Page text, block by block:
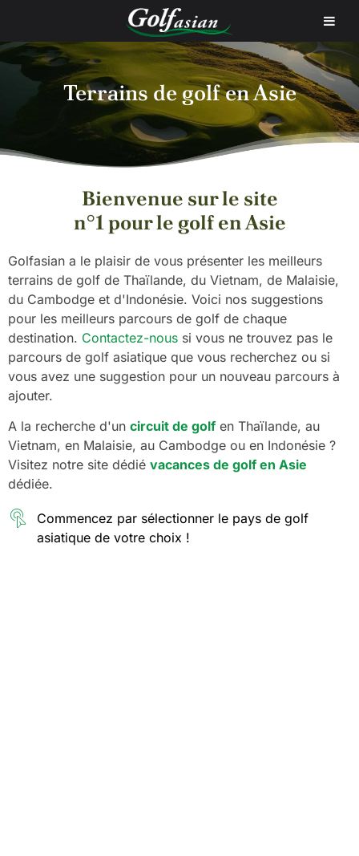
Accueil Golfs
Terrains de golf en Asie
Bienvenue sur le site
n°1 pour le golf en Asie
Golfasian a le plaisir de vous présenter les meilleurs
terrains de golf de Thaïlande, du Vietnam, de Malaisie,
du Cambodge et d'Indonésie. Voici nos suggestions
pour les meilleurs parcours de golf de chaque
destination. Contactez-nous si vous ne trouvez pas le
parcours de golf asiatique que vous recherchez ou si
vous avez une suggestion pour un nouveau parcours à
ajouter.
A la recherche d'un circuit de golfen Thaïlande, au
Vietnam, en Malaisie, au Cambodge ou en Indonésie ?
Visitez notre site dédié vacances de golf en Asie
dédiée.
Commencez par sélectionner le pays de golf
asiatique de votre choix !